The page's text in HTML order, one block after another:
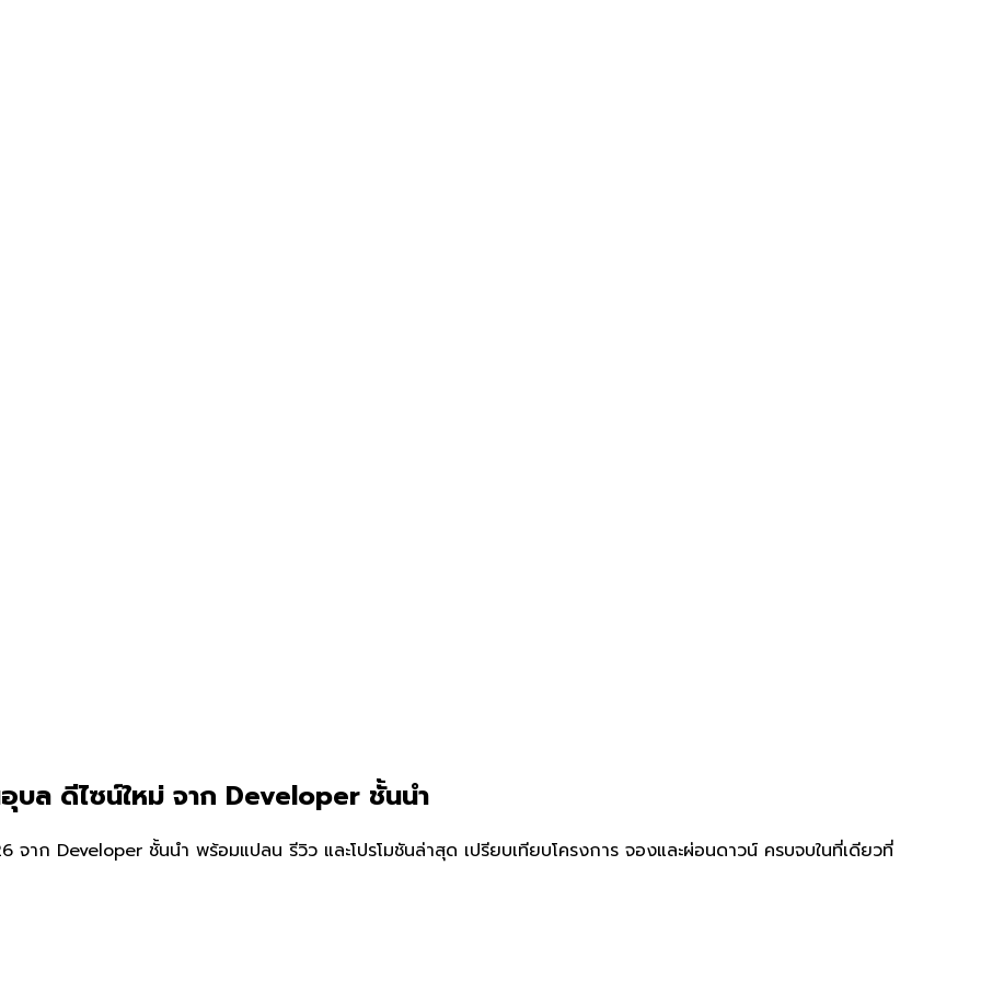
บล ดีไซน์ใหม่ จาก Developer ชั้นนำ
จาก Developer ชั้นนำ พร้อมแปลน รีวิว และโปรโมชันล่าสุด เปรียบเทียบโครงการ จองและผ่อนดาวน์ ครบจบในที่เดียวที่